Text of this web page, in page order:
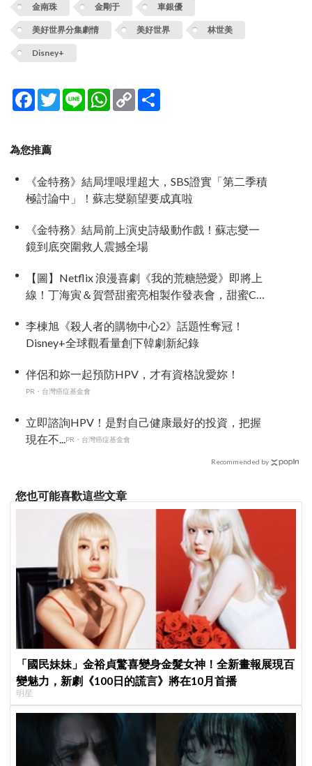
金南珠 金剛于 車銀優
美好世界分集劇情 美好世界 林世美
Disney+
Facebook
TwitterLine WhatsApp
Copy
Link
為您推薦
《金特務》結局埋哏埋超大，SBS證實「第二季積
極討論中」！蘇志燮願望要成真啦
《金特務》結局前上演史詩級動作戲！蘇志燮一
鏡到底突圍救人震撼全場
【圖】Netflix 浪漫喜劇《我的荒糖戀愛》即將上
線！丁海寅＆賀營甜蜜亮相製作發表會，甜蜜CP
李棟旭《殺人者的購物中心2》話題性奪冠！
Disney+全球觀看量創下韓劇新紀錄
伴侶和妳一起預防HPV，才有資格說愛妳！
PR・台灣癌症基金會
立即諮詢HPV！是對自己健康最好的投資，把握
現在不...
PR・台灣癌症基金會
Recommended by
您也可能喜歡這些文章
「國民妹妹」金裕貞驚喜變身金髮女神！全新畫報展現百
變魅力，新劇《100日的謊言》將在10月首播
明星